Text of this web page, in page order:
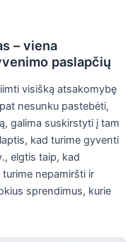
– viena
paslapčių
visišką atsakomybę
nesunku pastebėti,
galima suskirstyti į tam
kad turime gyventi
elgtis taip, kad
nepamiršti ir
sprendimus, kurie